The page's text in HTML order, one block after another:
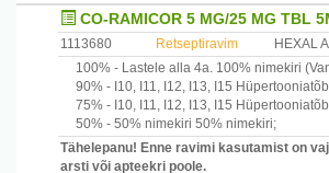
CO-RAMICOR 5 MG/25 MG TBL
1113680 Retseptiravim HEXAL
100% - Lastele alla 4a. 100% nimekiri
90% - I10, I11, I12, I13, I15
75% - I10, I11, I12, I13, I15
50% - 50% nimekiri 50% nimekiri;
Tähelepanu! Enne ravimi kasutamist on
arsti või apteekri poole.